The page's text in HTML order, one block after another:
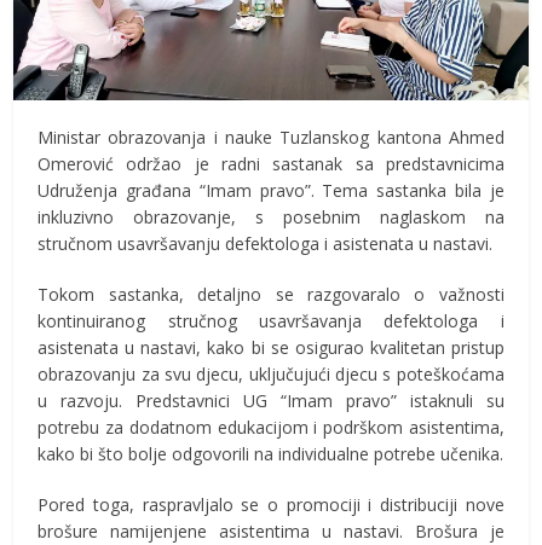
Ministar obrazovanja i nauke Tuzlanskog kantona Ahmed
Omerović održao je radni sastanak sa predstavnicima
Udruženja građana “Imam pravo”. Tema sastanka bila je
inkluzivno obrazovanje, s posebnim naglaskom na
stručnom usavršavanju defektologa i asistenata u nastavi.
Tokom sastanka, detaljno se razgovaralo o važnosti
kontinuiranog stručnog usavršavanja defektologa i
asistenata u nastavi, kako bi se osigurao kvalitetan pristup
obrazovanju za svu djecu, uključujući djecu s poteškoćama
u razvoju. Predstavnici UG “Imam pravo” istaknuli su
potrebu za dodatnom edukacijom i podrškom asistentima,
kako bi što bolje odgovorili na individualne potrebe učenika.
Pored toga, raspravljalo se o promociji i distribuciji nove
brošure namijenjene asistentima u nastavi. Brošura je